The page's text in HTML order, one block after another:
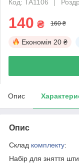
Код: TA1106
140 ₴ 160 ₴
Економія 20 ₴
Опис
Опис
Склад комплекту:
Набір для зняття